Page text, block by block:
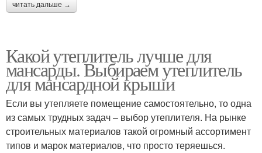
читать дальше →
Какой утеплитель лучше для
мансарды. Выбираем утеплитель
для мансардной крыши
Если вы утепляете помещение самостоятельно, то одна
из самых трудных задач – выбор утеплителя. На рынке
строительных материалов такой огромный ассортимент
типов и марок материалов, что просто теряешься.